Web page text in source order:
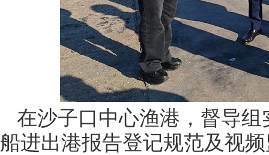
在沙子口中心渔港，督导
船进出港报告登记规范及视